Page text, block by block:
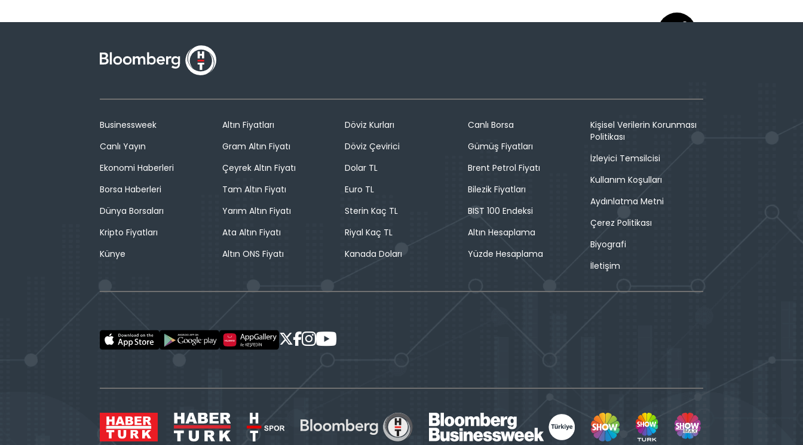
Businessweek
Canlı Yayın
Ekonomi Haberleri
Borsa Haberleri
Dünya Borsaları
Kripto Fiyatları
Künye
Altın Fiyatları
Gram Altın Fiyatı
Çeyrek Altın Fiyatı
Tam Altın Fiyatı
Yarım Altın Fiyatı
Ata Altın Fiyatı
Altın ONS Fiyatı
Döviz Kurları
Döviz Çevirici
Dolar TL
Euro TL
Sterin Kaç TL
Riyal Kaç TL
Kanada Doları
Canlı Borsa
Gümüş Fiyatları
Brent Petrol Fiyatı
Bilezik Fiyatları
BIST 100 Endeksi
Altın Hesaplama
Yüzde Hesaplama
Kişisel Verilerin Korunması
Politikası
İzleyici Temsilcisi
Kullanım Koşulları
Aydınlatma Metni
Çerez Politikası
Biyografi
İletişim